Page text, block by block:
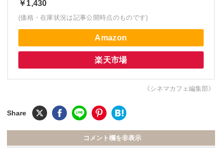
￥1,430
(価格・在庫状況は記事公開時点のものです)
Amazon
楽天市場
《シネマカフェ編集部》
コメント欄を非表示